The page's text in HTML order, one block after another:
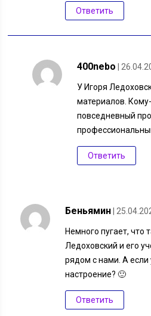
Ответить
400nebo |
У Игоря
материалов.
повседневный
Ответить
Беньямин |
Немного пугает, что
Ледоховский и его
рядом с нами. А если
настроение? 🙂
Ответить